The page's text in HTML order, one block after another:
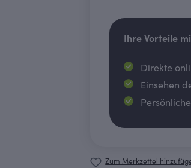
Ihre Vorteile
Direkte
Einsehen
Zum Merkzettel